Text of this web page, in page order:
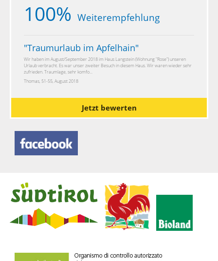
100% Weiterempfehlung
"Traumurlaub im Apfelhain"
Wir haben im August/September 2018 im Haus Langstein (Wohnung "Rose") unseren
Urlaub verbracht. Es war unser zweiter Besuch in diesem Haus. Wir waren wieder sehr
zufrieden. Traumlage, sehr komfo...
Thomas, 51-55, August 2018
Jetzt bewerten